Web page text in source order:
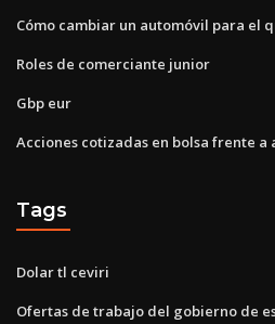
Cómo cambiar un automóvil para el
Roles de comerciante junior
Gbp eur
Acciones cotizadas en bolsa frente a
Tags
Dolar tl ceviri
Ofertas de trabajo del gobierno de